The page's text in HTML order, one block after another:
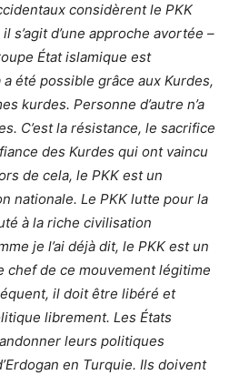
considèrent le PKK
s’agit d’une approche avortée –
État islamique est
été possible grâce aux Kurdes,
kurdes. Personne d’autre n’a
C’est la résistance, le sacrifice
des Kurdes qui ont vaincu
de cela, le PKK est un
nationale. Le PKK lutte pour la
à la riche civilisation
je l’ai déjà dit, le PKK est un
chef de ce mouvement légitime
il doit être libéré et
librement. Les États
leurs politiques
en Turquie. Ils doivent